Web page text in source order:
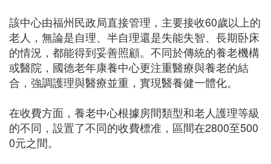
該中心由福州民政局直接管理，主要接收60歲以上的
老人，無論是自理、半自理還是失能失智、長期卧床
的情況，都能得到妥善照顧。不同於傳統的養老機構
或醫院，國德老年康養中心更注重醫療與養老的結
合，強調護理與醫療並重，實現醫養健一體化。
在收費方面，養老中心根據房間類型和老人護理等級
的不同，設置了不同的收費標准，區間在2800至500
0元之間。